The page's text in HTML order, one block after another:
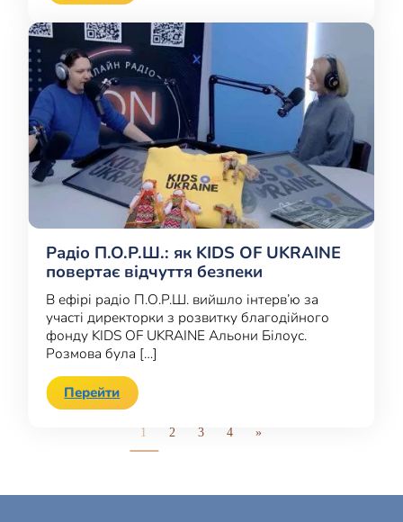
Радіо П.О.Р.Ш.: як KIDS OF UKRAINE
повертає відчуття безпеки
В ефірі радіо П.О.Р.Ш. вийшло інтерв’ю за
участі директорки з розвитку благодійного
фонду KIDS OF UKRAINE Альони Білоус.
Розмова була […]
Перейти
1 2 3 4 »